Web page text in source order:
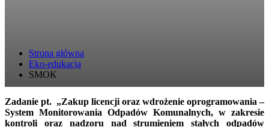
Strona główna
Eko-edukacja
SMOK
Zadanie pt. „Zakup licencji oraz wdrożenie oprogramowania –
System Monitorowania Odpadów Komunalnych, w zakresie
kontroli oraz nadzoru nad strumieniem stałych odpadów